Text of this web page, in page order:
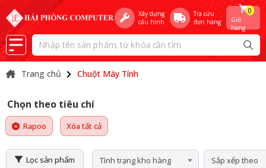
Xây dựng
cấu hình
Tra cứu
đơn hàng
Giỏ
hàng
0
Trang chủ Chuột Máy Tính
Chọn theo tiêu chí
Rapoo Xóa tất cả
Lọc sản phẩm Tình trạng kho hàng Sắp xếp theo